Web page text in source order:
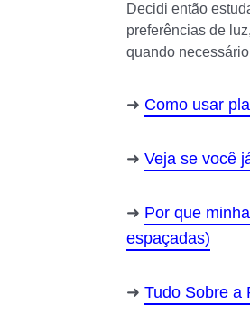
Decidi então
preferências de
quando
Como usar
Veja se você
Por que
espaçadas)
Tudo Sobre a